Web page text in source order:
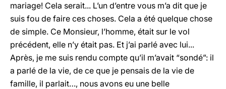
mariage! Cela serait... L’un d’entre vous m’a dit que je
suis fou de faire ces choses. Cela a été quelque chose
de simple. Ce Monsieur, l’homme, était sur le vol
précédent, elle n’y était pas. Et j’ai parlé avec lui...
Après, je me suis rendu compte qu’il m’avait “sondé”: il
a parlé de la vie, de ce que je pensais de la vie de
famille, il parlait…, nous avons eu une belle